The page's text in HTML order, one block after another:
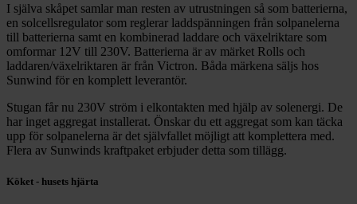
I själva skåpet samlar man resten av utrustningen så som batterierna,
en solcellsregulator som reglerar laddspänningen från solpanelerna
till batterierna samt en kombinerad laddare och växelriktare som
omformar 12V till 230V. Batterierna är av märket Rolls och
laddaren/växelriktaren är från Victron. Båda märkena säljs hos
Sunwind för en komplett leverantör.
Stugan får nu 230V ström i elkontakten med hjälp av solenergi. De
har inget aggregat installerat. Önskar du ett aggregat som kan täcka
upp för solpanelerna är det självfallet möjligt att komplettera med.
Flera av Sunwinds kraftpaket erbjuder detta som tillägg.
Köket - husets hjärta